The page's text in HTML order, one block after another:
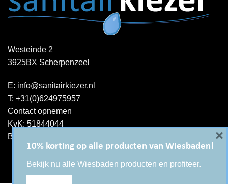
Westeinde 2
3925BX Scherpenzeel
E: info@sanitairkiezer.nl
T: +31(0)624975957
Contact opnemen
KvK: 51844044
BTW-ID : NL001344060B15
10% korting op alle producten van Wiesbaden!
Bekijk nu alle Wiesbaden producten en profiteer.
×